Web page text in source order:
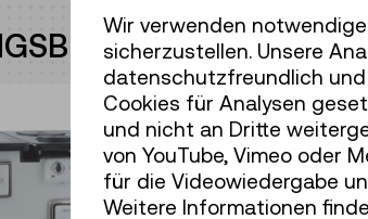
Wir verwenden
sicherzustellen. Unsere
datenschutzfreundlich
Cookies für Analysen
und nicht an Dritte
von YouTube, Vimeo oder
für die Videowiedergabe
Weitere Informationen